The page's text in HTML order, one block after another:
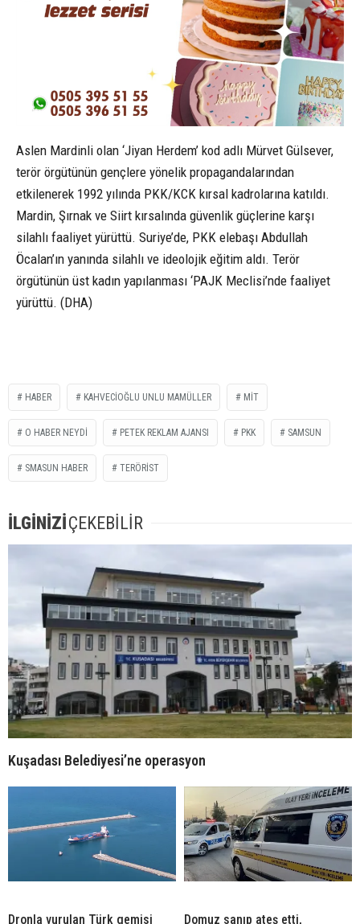
Aslen Mardinli olan ‘Jiyan Herdem’ kod adlı Mürvet Gülsever,
terör örgütünün gençlere yönelik propagandalarından
etkilenerek 1992 yılında PKK/KCK kırsal kadrolarına katıldı.
Mardin, Şırnak ve Siirt kırsalında güvenlik güçlerine karşı
silahlı faaliyet yürüttü. Suriye’de, PKK elebaşı Abdullah
Öcalan’ın yanında silahlı ve ideolojik eğitim aldı. Terör
örgütünün üst kadın yapılanması ‘PAJK Meclisi’nde faaliyet
yürüttü. (DHA)
HABER KAHVECIOĞLU UNLU MAMÜLLER MİT
O HABER NEYDİ PETEK REKLAM AJANSI PKK SAMSUN
SMASUN HABER TERÖRİST
İLGİNİZİÇEKEBİLİR
Kuşadası Belediyesi’ne operasyon
Dronla vurulan Türk gemisi Domuz sanıp ateş etti,